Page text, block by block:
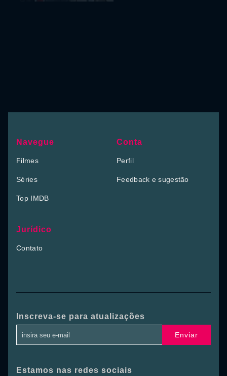
Navegue
Filmes
Séries
Top IMDB
Conta
Perfil
Feedback e sugestão
Jurídico
Contato
Inscreva-se para atualizações
Enviar
Estamos nas redes sociais